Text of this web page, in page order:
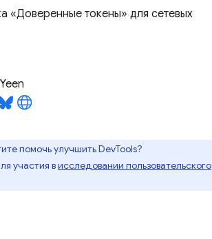
«Доверенные токены» для сетевых
помочь улучшить DevTools?
участия висследовании пользовательского